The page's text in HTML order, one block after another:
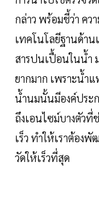
กล่าว พร้อมชี้ว่า คว
เทคโนโลยีฐานด้าน
สารปนเปื้อนในน้ำ
ยากมาก เพราะน้ำ
น้ำนมนั้นมีองค์ประ
ถึงเอนไซม์บางตัวที่
เร็ว ทำให้เราต้อง
วัดให้เร็วที่สุด